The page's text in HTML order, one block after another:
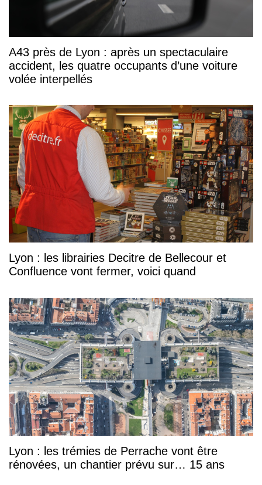
A43 près de Lyon : après un spectaculaire
accident, les quatre occupants d’une voiture
volée interpellés
Lyon : les librairies Decitre de Bellecour et
Confluence vont fermer, voici quand
Lyon : les trémies de Perrache vont être
rénovées, un chantier prévu sur… 15 ans